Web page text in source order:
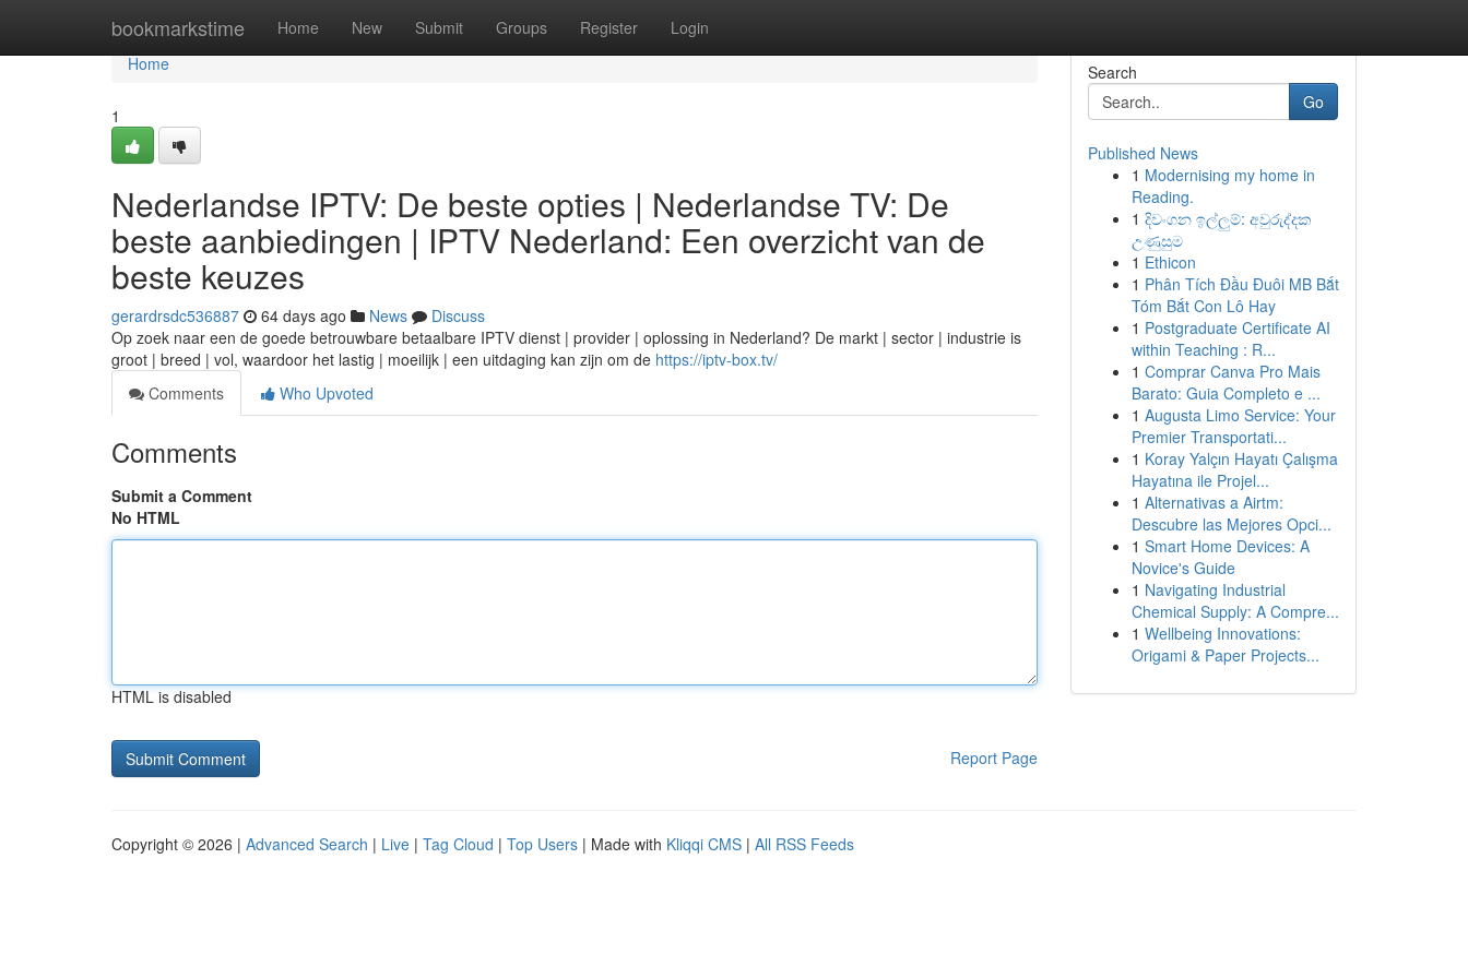
bookmarkstime Home New Submit Groups Register Login
Home
Home
1
Nederlandse IPTV: De beste opties | Nederlandse TV: De
beste aanbiedingen | IPTV Nederland: Een overzicht van de
beste keuzes
gerardrsdc536887 64 days ago News
Discuss
Op zoek naar een de goede betrouwbare betaalbare IPTV dienst | provider | oplossing in Nederland? De markt | sector | industrie is
groot | breed | vol, waardoor het lastig | moeilijk | een uitdaging kan zijn om de https://iptv-box.tv/
Comments
Who Upvoted
Comments
Submit a Comment
No HTML
HTML is disabled
Report Page
Search
Go
Published News
1 Modernising my home in
Reading.
1 දිවංගන ඉල්ලුම්: අවුරුද්දක
උණුසුම
1 Ethicon
1 Phân Tích Đầu Đuôi MB Bắt
Tóm Bắt Con Lô Hay
1 Postgraduate Certificate AI
within Teaching : R...
1 Comprar Canva Pro Mais
Barato: Guia Completo e ...
1 Augusta Limo Service: Your
Premier Transportati...
1 Koray Yalçın Hayatı Çalışma
Hayatına ile Projel...
1 Alternativas a Airtm:
Descubre las Mejores Opci...
1 Smart Home Devices: A
Novice's Guide
1 Navigating Industrial
Chemical Supply: A Compre...
1 Wellbeing Innovations:
Origami & Paper Projects...
Copyright © 2026 | Advanced Search | Live | Tag Cloud | Top Users | Made with Kliqqi CMS | All RSS Feeds